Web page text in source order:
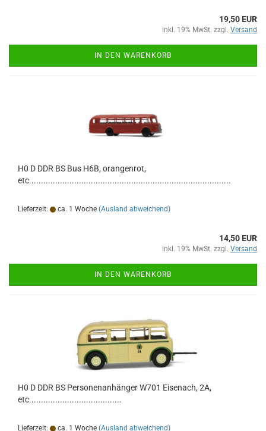
19,50 EUR
inkl. 19% MwSt. zzgl. Versand
IN DEN WARENKORB
H0 D DDR BS Bus H6B, orangenrot,
etc.....................................................................................
Lieferzeit: ca. 1 Woche (Ausland abweichend)
14,50 EUR
inkl. 19% MwSt. zzgl. Versand
IN DEN WARENKORB
H0 D DDR BS Personenanhänger W701 Eisenach, 2A,
etc.......................................
Lieferzeit: ca. 1 Woche (Ausland abweichend)